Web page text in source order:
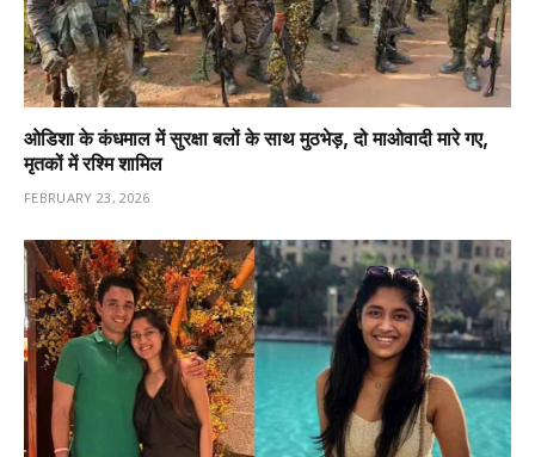
ओडिशा के कंधमाल में सुरक्षा बलों के साथ मुठभेड़, दो माओवादी मारे गए,
मृतकों में रश्मि शामिल
FEBRUARY 23, 2026